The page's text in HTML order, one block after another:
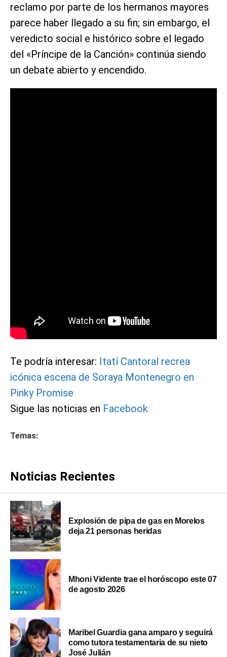
reclamo por parte de los hermanos mayores
parece haber llegado a su fin; sin embargo, el
veredicto social e histórico sobre el legado
del «Príncipe de la Canción» continúa siendo
un debate abierto y encendido.
Te podría interesar: Itatí Cantoral recrea
icónica escena de Soraya Montenegro en
Pinky Promise
Sigue las noticias en Facebook
Temas:
Noticias Recientes
Explosión de pipa de gas en Morelos
deja 21 personas heridas
Mhoni Vidente trae el horóscopo este 07
de agosto 2026
Maribel Guardia gana amparo y seguirá
como tutora testamentaria de su nieto
José Julián